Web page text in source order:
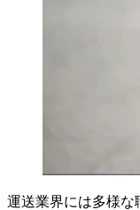
運送業界には多様な